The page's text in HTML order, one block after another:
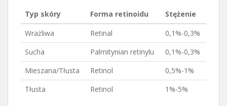
Typ skóry Forma retinoidu
Stężenie
Wrażliwa
Retinal
0,1%-0,3%
Sucha
Palmitynian retinylu
0,1%-0,3%
Mieszana/Tłusta
Retinol
0,5%-1%
Tłusta
Retinol 1%-5%